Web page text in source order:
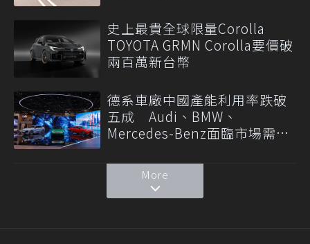
史上最貴全球限量Corolla
TOYOTA GRMN Corolla要價破
兩百萬新台幣
德系車廠中國產能利用率跌破
五成 Audi、BMW、
Mercedes-Benz面臨市場需求
More